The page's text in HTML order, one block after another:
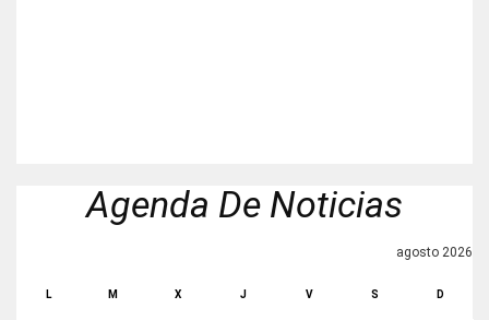
Agenda De Noticias
agosto 2026
L M X J V S D